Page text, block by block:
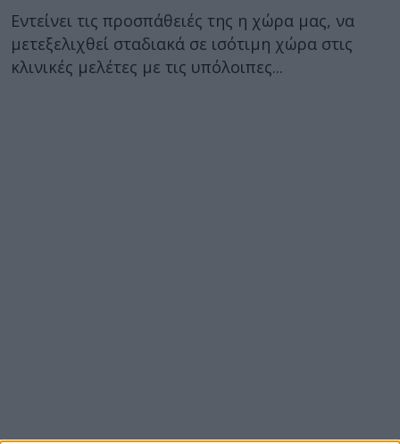
Εντείνει τις προσπάθειές της η χώρα μας, να
μετεξελιχθεί σταδιακά σε ισότιμη χώρα στις
κλινικές μελέτες με τις υπόλοιπες...